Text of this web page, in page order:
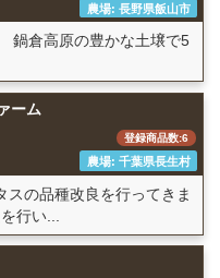
農場: 長野県飯山市
鍋倉高原の豊かな土壌で5
ーム
登録商品数:6
農場: 千葉県長生村
の品種改良を行ってきま
行い...